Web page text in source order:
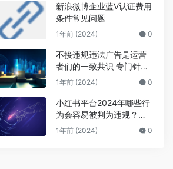
新浪微博企业蓝V认证费用
条件常见问题
1年前 (2024) 0
不接违规违法广告是运营
者们的一致共识 专门针对
公众号号主的广告骗局
1年前 (2024) 0
小红书平台2024年哪些行
为会容易被判为违规？来
避坑
1年前 (2024) 0